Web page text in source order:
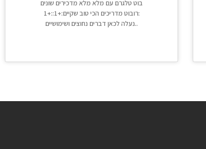
בוט טלגרם עם מלא מלא מדכירים שונים
רובוט מדריכים הכי טוב שקיים:+1::+1:
נעלה לכאן דברים נחוצים ושימושיים..